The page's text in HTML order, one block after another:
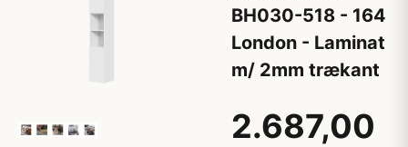
BH030-518 - 164
London - Laminat
m/ 2mm trækant
2.687,00